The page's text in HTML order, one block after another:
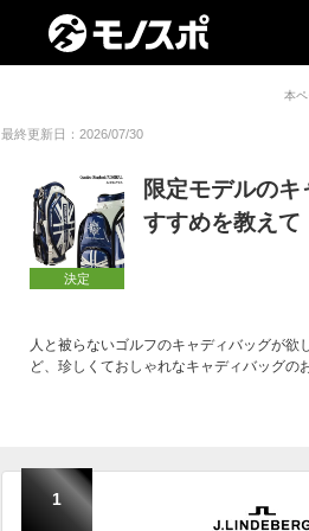
本
最終更新日：2026/07/30
決定
限定モデルの
すすめを教えて
人と被らないゴルフのキャディバッグが
ど、珍しくておしゃれなキャディバッグの
1